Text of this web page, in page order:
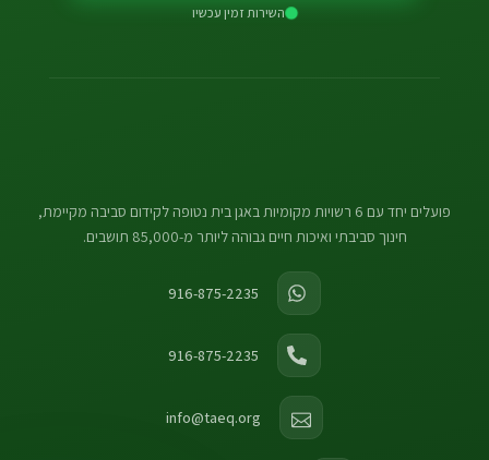
השירות זמין עכשיו
פועלים יחד עם 6 רשויות מקומיות באגן בית נטופה לקידום סביבה מקיימת,
חינוך סביבתי ואיכות חיים גבוהה ליותר מ-85,000 תושבים.
916-875-2235
916-875-2235
info@taeq.org